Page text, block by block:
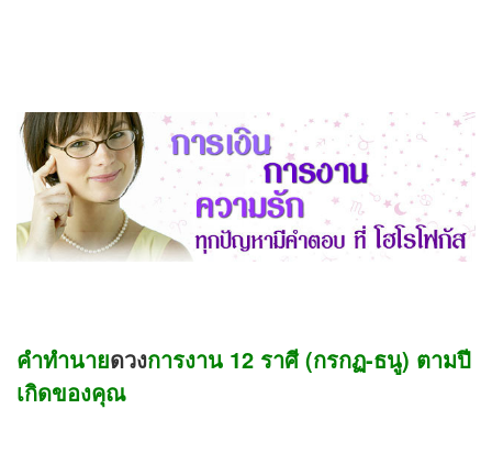
คำทำนายดวงการงาน 12 ราศี (กรกฏ-ธนู) ตามปี
เกิดของคุณ